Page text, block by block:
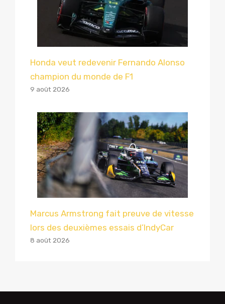
Honda veut redevenir Fernando Alonso
champion du monde de F1
9 août 2026
Marcus Armstrong fait preuve de vitesse
lors des deuxièmes essais d’IndyCar
8 août 2026